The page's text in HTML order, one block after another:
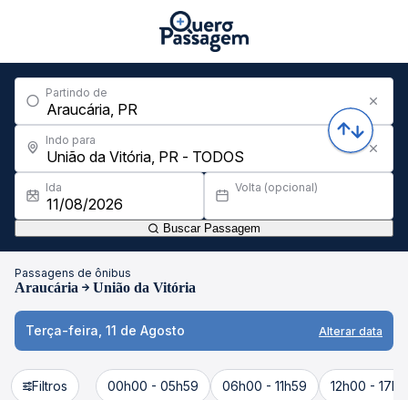
Partindo de
Indo para
Ida Volta (opcional)
Buscar Passagem
Passagens de ônibus
Araucária União da Vitória
Terça-feira, 11 de Agosto Alterar data
Filtros 00h00 - 05h59 06h00 - 11h59 12h00 -